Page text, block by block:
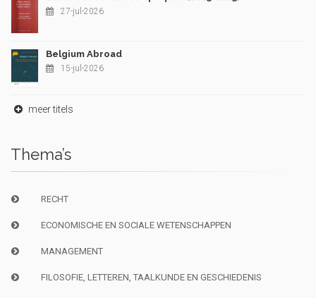
27-jul-2026
Belgium Abroad
15-jul-2026
meer titels
Thema’s
RECHT
ECONOMISCHE EN SOCIALE WETENSCHAPPEN
MANAGEMENT
FILOSOFIE, LETTEREN, TAALKUNDE EN GESCHIEDENIS